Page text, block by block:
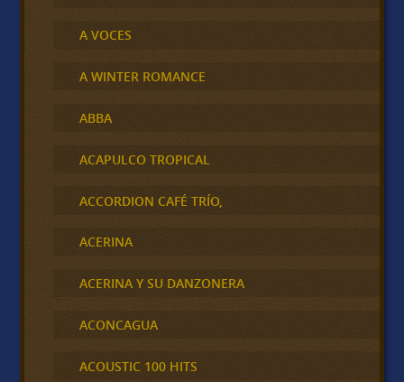
A VOCES
A WINTER ROMANCE
ABBA
ACAPULCO TROPICAL
ACCORDION CAFÉ TRÍO,
ACERINA
ACERINA Y SU DANZONERA
ACONCAGUA
ACOUSTIC 100 HITS